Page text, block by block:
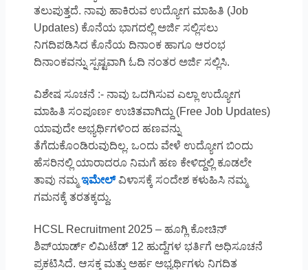
ತಲುಪುತ್ತದೆ. ನಾವು ಹಾಕಿರುವ ಉದ್ಯೋಗ ಮಾಹಿತಿ (Job
Updates) ಕೊನೆಯ ಭಾಗದಲ್ಲಿ ಅರ್ಜಿ ಸಲ್ಲಿಸಲು
ನಿಗದಿಪಡಿಸಿದ ಕೊನೆಯ ದಿನಾಂಕ ಹಾಗೂ ಆರಂಭ
ದಿನಾಂಕವನ್ನು ಸ್ಪಷ್ಟವಾಗಿ ಓದಿ ನಂತರ ಅರ್ಜಿ ಸಲ್ಲಿಸಿ.
ವಿಶೇಷ ಸೂಚನೆ :- ನಾವು ಒದಗಿಸುವ ಎಲ್ಲಾ ಉದ್ಯೋಗ
ಮಾಹಿತಿ ಸಂಪೂರ್ಣ ಉಚಿತವಾಗಿದ್ದು (Free Job Updates)
ಯಾವುದೇ ಅಭ್ಯರ್ಥಿಗಳಿಂದ ಹಣವನ್ನು
ತೆಗೆದುಕೊಂಡಿರುವುದಿಲ್ಲ. ಒಂದು ವೇಳೆ ಉದ್ಯೋಗ ಬಿಂದು
ಹೆಸರಿನಲ್ಲಿ ಯಾರಾದರೂ ನಿಮಗೆ ಹಣ ಕೇಳಿದ್ದಲ್ಲಿ ಕೂಡಲೇ
ತಾವು ನಮ್ಮಇಮೇಲ್ವಿಳಾಸಕ್ಕೆ ಸಂದೇಶ ಕಳುಹಿಸಿ ನಮ್ಮ
ಗಮನಕ್ಕೆ ತರತಕ್ಕದ್ದು.
HCSL Recruitment 2025 – ಹೂಗ್ಲಿ ಕೋಚಿನ್
ಶಿಪ್‌ಯಾರ್ಡ್ ಲಿಮಿಟೆಡ್ 12 ಹುದ್ದೆಗಳ ಭರ್ತಿಗೆ ಅಧಿಸೂಚನೆ
ಪ್ರಕಟಿಸಿದೆ. ಆಸಕ್ತ ಮತ್ತು ಅರ್ಹ ಅಭ್ಯರ್ಥಿಗಳು ನಿಗದಿತ